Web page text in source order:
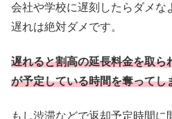
会社や学校に遅刻したらダメな
遅れは絶対ダメです。
遅れると割高の延長料金を取ら
が予定している時間を奪ってし
もし渋滞などで返却予定時間